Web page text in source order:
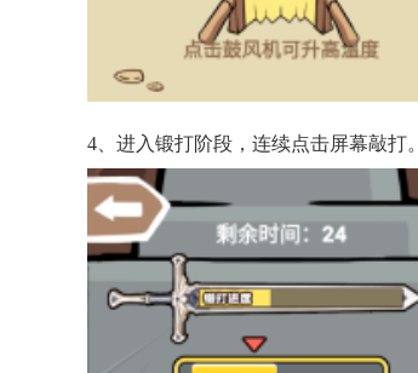
4、进入锻打阶段，连续点击屏幕敲打。